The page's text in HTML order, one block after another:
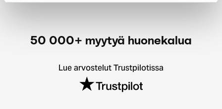
50 000+ myytyä huonekalua
Lue arvostelut Trustpilotissa